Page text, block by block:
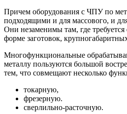
Причем оборудования с ЧПУ по
подходящими и для массового, и
Они незаменимы там, где
форме заготовок,
Многофункциональные
металлу пользуются большой
тем, что совмещают несколько
токарную,
фрезерную.
сверлильно-расточную.